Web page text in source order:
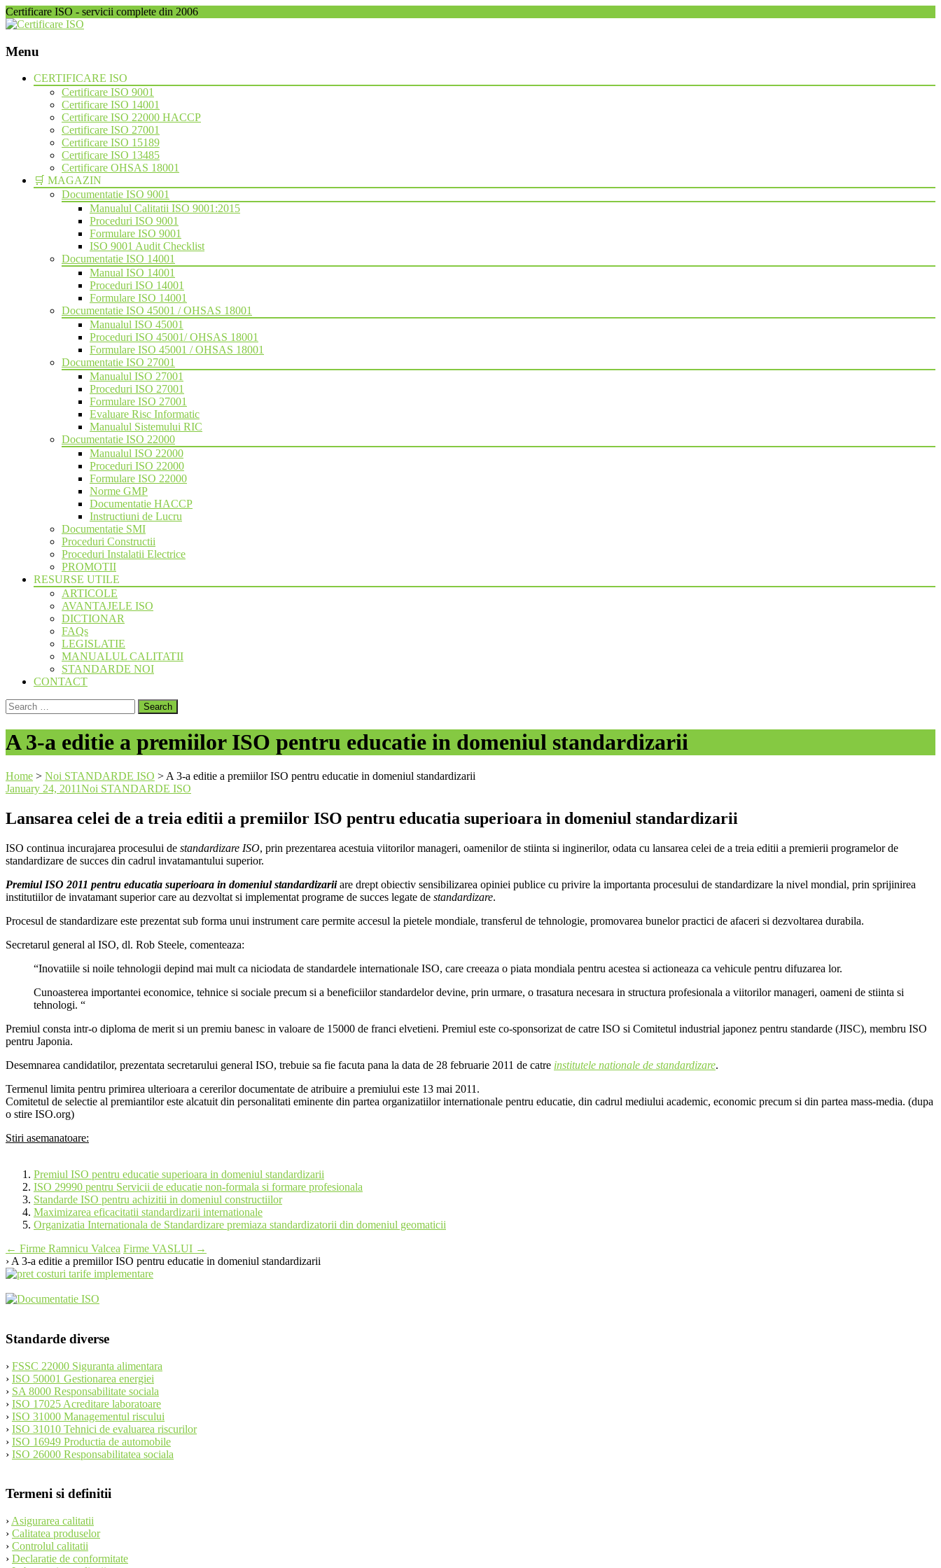
Certificare ISO - servicii complete din 2006
Menu
Skip
CERTIFICARE ISO
Certificare ISO 9001
Certificare ISO 14001
Certificare ISO 22000 HACCP
Certificare ISO 27001
Certificare ISO 15189
Certificare ISO 13485
Certificare OHSAS 18001
🛒 MAGAZIN
Documentatie ISO 9001
Manualul Calitatii ISO 9001:2015
Proceduri ISO 9001
Formulare ISO 9001
ISO 9001 Audit Checklist
Documentatie ISO 14001
Manual ISO 14001
Proceduri ISO 14001
Formulare ISO 14001
Documentatie ISO 45001 / OHSAS 18001
Manualul ISO 45001
Proceduri ISO 45001/ OHSAS 18001
Formulare ISO 45001 / OHSAS 18001
Documentatie ISO 27001
Manualul ISO 27001
Proceduri ISO 27001
Formulare ISO 27001
Evaluare Risc Informatic
Manualul Sistemului RIC
Documentatie ISO 22000
Manualul ISO 22000
Proceduri ISO 22000
Formulare ISO 22000
Norme GMP
Documentatie HACCP
Instructiuni de Lucru
Documentatie SMI
Proceduri Constructii
Proceduri Instalatii Electrice
PROMOTII
RESURSE UTILE
ARTICOLE
AVANTAJELE ISO
DICTIONAR
FAQs
LEGISLATIE
MANUALUL CALITATII
STANDARDE NOI
CONTACT
Search
for:
A 3-a editie a premiilor ISO pentru educatie in domeniul standardizarii
Home > Noi STANDARDE ISO > A 3-a editie a premiilor ISO pentru educatie in domeniul standardizarii
January 24, 2011Noi STANDARDE ISO
Lansarea celei de a treia editii a premiilor ISO pentru educatia superioara in domeniul standardizarii
ISO continua incurajarea procesului de standardizare ISO, prin prezentarea acestuia viitorilor manageri, oamenilor de stiinta si inginerilor, odata cu lansarea celei de a treia editii a premierii programelor de
standardizare de succes din cadrul invatamantului superior.
Premiul ISO 2011 pentru educatia superioara in domeniul standardizariiare drept obiectiv sensibilizarea opiniei publice cu privire la importanta procesului de standardizare la nivel mondial, prin sprijinirea
institutiilor de invatamant superior care au dezvoltat si implementat programe de succes legate de standardizare.
Procesul de standardizare este prezentat sub forma unui instrument care permite accesul la pietele mondiale, transferul de tehnologie, promovarea bunelor practici de afaceri si dezvoltarea durabila.
Secretarul general al ISO, dl. Rob Steele, comenteaza:
“Inovatiile si noile tehnologii depind mai mult ca niciodata de standardele internationale ISO, care creeaza o piata mondiala pentru acestea si actioneaza ca vehicule pentru difuzarea lor.
Cunoasterea importantei economice, tehnice si sociale precum si a beneficiilor standardelor devine, prin urmare, o trasatura necesara in structura profesionala a viitorilor manageri, oameni de stiinta si
tehnologi. “
Premiul consta intr-o diploma de merit si un premiu banesc in valoare de 15000 de franci elvetieni. Premiul este co-sponsorizat de catre ISO si Comitetul industrial japonez pentru standarde (JISC), membru ISO
pentru Japonia.
Desemnarea candidatilor, prezentata secretarului general ISO, trebuie sa fie facuta pana la data de 28 februarie 2011 de catre institutele nationale de standardizare.
Termenul limita pentru primirea ulterioara a cererilor documentate de atribuire a premiului este 13 mai 2011.
Comitetul de selectie al premiantilor este alcatuit din personalitati eminente din partea organizatiilor internationale pentru educatie, din cadrul mediului academic, economic precum si din partea mass-media. (dupa
o stire ISO.org)
Stiri asemanatoare:
Premiul ISO pentru educatie superioara in domeniul standardizarii
ISO 29990 pentru Servicii de educatie non-formala si formare profesionala
Standarde ISO pentru achizitii in domeniul constructiilor
Maximizarea eficacitatii standardizarii internationale
Organizatia Internationala de Standardizare premiaza standardizatorii din domeniul geomaticii
Post
navigation
← Firme Ramnicu Valcea Firme VASLUI →
› A 3-a editie a premiilor ISO pentru educatie in domeniul standardizarii
Standarde diverse
› FSSC 22000 Siguranta alimentara
› ISO 50001 Gestionarea energiei
› SA 8000 Responsabilitate sociala
› ISO 17025 Acreditare laboratoare
› ISO 31000 Managementul riscului
› ISO 31010 Tehnici de evaluarea riscurilor
› ISO 16949 Productia de automobile
› ISO 26000 Responsabilitatea sociala
Termeni si definitii
› Asigurarea calitatii
› Calitatea produselor
› Controlul calitatii
› Declaratie de conformitate